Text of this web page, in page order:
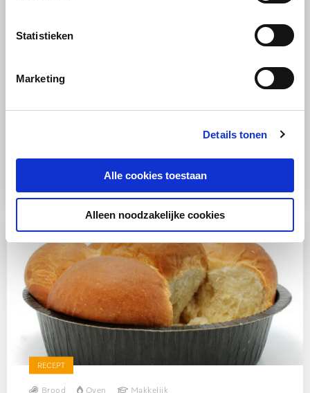
Statistieken
Marketing
Details tonen
Alle cookies toestaan
Alleen noodzakelijke cookies
RECEPT
Brood Oven Makkelijk